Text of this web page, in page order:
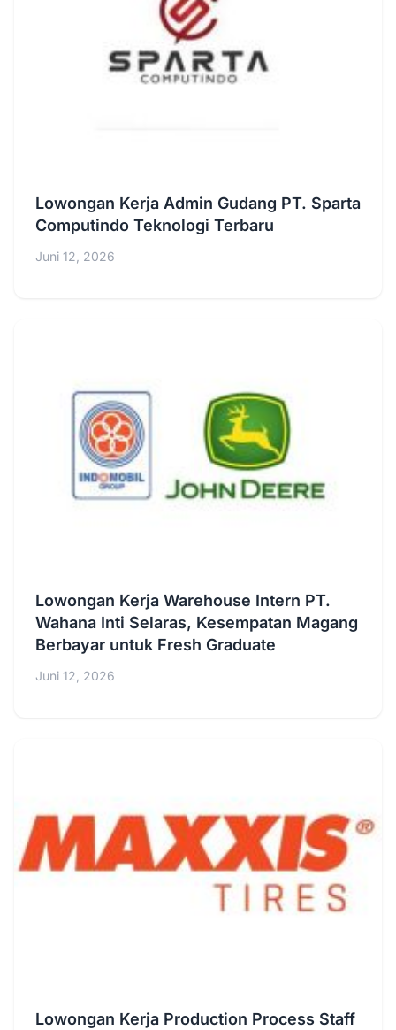
Lowongan Kerja Admin Gudang PT. Sparta
Computindo Teknologi Terbaru
Juni 12, 2026
Lowongan Kerja Warehouse Intern PT.
Wahana Inti Selaras, Kesempatan Magang
Berbayar untuk Fresh Graduate
Juni 12, 2026
Lowongan Kerja Production Process Staff